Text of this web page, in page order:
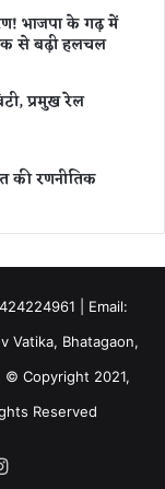
भाजपा के गढ़ में
से बढ़ी हलचल
प्रमुख रेल
की रणनीतिक
| Email:
Vatika, Bhatagaon,
© Copyright 2021,
Reserved
Instagram